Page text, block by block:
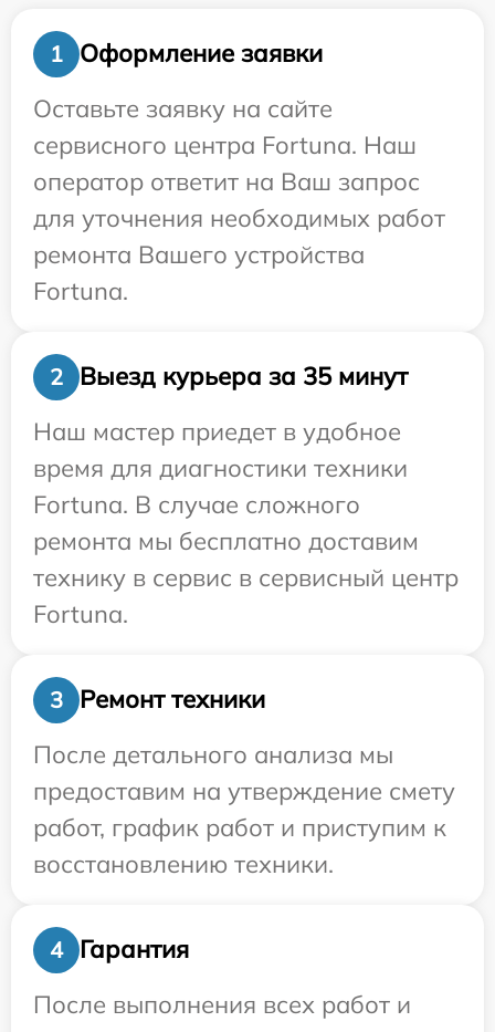
1
Оформление заявки
Оставьте заявку на сайте
сервисного центра Fortuna. Наш
оператор ответит на Ваш запрос
для уточнения необходимых работ
ремонта Вашего устройства
Fortuna.
2
Выезд курьера за 35 минут
Наш мастер приедет в удобное
время для диагностики техники
Fortuna. В случае сложного
ремонта мы бесплатно доставим
технику в сервис в сервисный центр
Fortuna.
3
Ремонт техники
После детального анализа мы
предоставим на утверждение смету
работ, график работ и приступим к
восстановлению техники.
4
Гарантия
После выполнения всех работ и